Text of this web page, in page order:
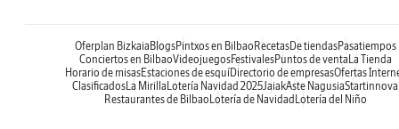
Oferplan Bizkaia BlogsPintxos en Bilbao RecetasDe tiendasPasatiempos
Conciertos en BilbaoVideojuegosFestivalesPuntos de venta La Tienda
Horario de misasEstaciones de esquíDirectorio de empresasOfertas
Clasificados La Mirilla Lotería Navidad 2025JaiakAste NagusiaStartinnova
Restaurantes de Bilbao Lotería de Navidad Lotería del Niño